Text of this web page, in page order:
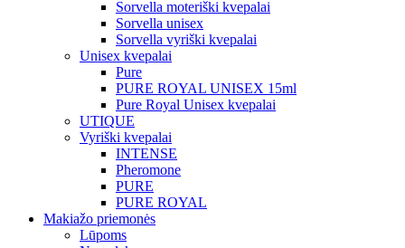
Sorvella moteriški kvepalai
Sorvella unisex
Sorvella vyriški kvepalai
Unisex kvepalai
Pure
PURE ROYAL UNISEX 15ml
Pure Royal Unisex kvepalai
UTIQUE
Vyriški kvepalai
INTENSE
Pheromone
PURE
PURE ROYAL
Makiažo priemonės
Lūpoms